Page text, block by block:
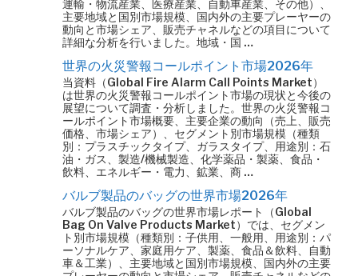
運輸・物流産業、医療産業、自動車産業、その他）、
主要地域と国別市場規模、国内外の主要プレーヤーの
動向と市場シェア、販売チャネルなどの項目について
詳細な分析を行いました。地域・国 …
世界の火災警報コールポイント市場2026年
当資料（Global Fire Alarm Call Points Market）
は世界の火災警報コールポイント市場の現状と今後の
展望について調査・分析しました。世界の火災警報コ
ールポイント市場概要、主要企業の動向（売上、販売
価格、市場シェア）、セグメント別市場規模（種類
別：プラスチックタイプ、ガラスタイプ、用途別：石
油・ガス、製造/機械製造、化学薬品・製薬、食品・
飲料、エネルギー・電力、鉱業、商 …
バルブ製品のバッグの世界市場2026年
バルブ製品のバッグの世界市場レポート（Global
Bag On Valve Products Market）では、セグメン
ト別市場規模（種類別：子供用、一般用、用途別：パ
ーソナルケア、家庭用ケア、製薬、食品＆飲料、自動
車＆工業）、主要地域と国別市場規模、国内外の主要